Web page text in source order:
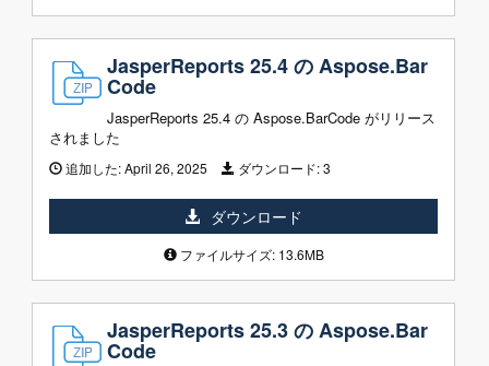
JasperReports 25.4 の Aspose.Bar
Code
JasperReports 25.4 の Aspose.BarCode がリリース
されました
追加した:April 26, 2025 ダウンロード:3
ダウンロード
ファイルサイズ: 13.6MB
JasperReports 25.3 の Aspose.Bar
Code